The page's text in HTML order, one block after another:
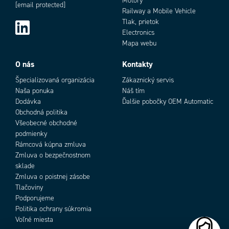
6 mm²
6 mm²
Min. uťahovací moment 2,8
Odporúčaný plochý skrutkovač 6,5 Ø mm
Šírka 32 mm
Výška 58 mm
Zhoda s normami CE, Gost R, RoHS
[email protected]
Railway a Mobile Vehicle
Tlak, prietok
Electronics
Mapa webu
O nás
Špecializovaná organizácia
Naša ponuka
Dodávka
Obchodná politika
Všeobecné obchodné
podmienky
Rámcová kúpna zmluva
Zmluva o bezpečnostnom
sklade
Zmluva o poistnej zásobe
Tlačoviny
Podporujeme
Politika ochrany súkromia
Voľné miesta
Kontakty
Zákaznický servis
Náš tím
Ďalšie pobočky OEM Automatic